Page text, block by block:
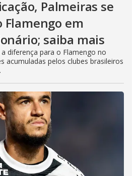
Palmeiras se
Flamengo em
saiba mais
diferença para o Flamengo no
acumuladas pelos clubes brasileiros